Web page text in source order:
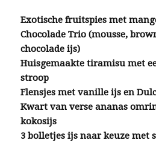
Exotische fruitspies met
Chocolade Trio (mousse,
chocolade ijs)
Huisgemaakte tiramisu met
stroop
Flensjes met vanille ijs en
Kwart van verse ananas
kokosijs
3 bolletjes ijs naar keuze met